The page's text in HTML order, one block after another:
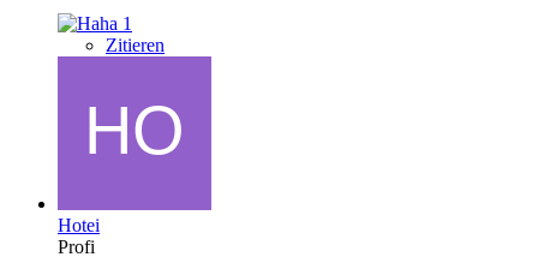
1
Zitieren
Hotei
Profi